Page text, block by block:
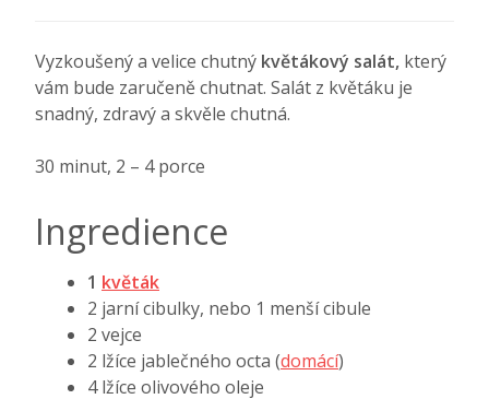
Vyzkoušený a velice chutný květákový salát, který
vám bude zaručeně chutnat. Salát z květáku je
snadný, zdravý a skvěle chutná.
30 minut, 2 – 4 porce
Ingredience
1 květák
2 jarní cibulky, nebo 1 menší cibule
2 vejce
2 lžíce jablečného octa (domácí)
4 lžíce olivového oleje